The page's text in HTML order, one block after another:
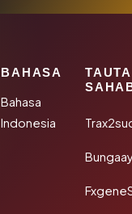
BAHASA
Bahasa
Indonesia